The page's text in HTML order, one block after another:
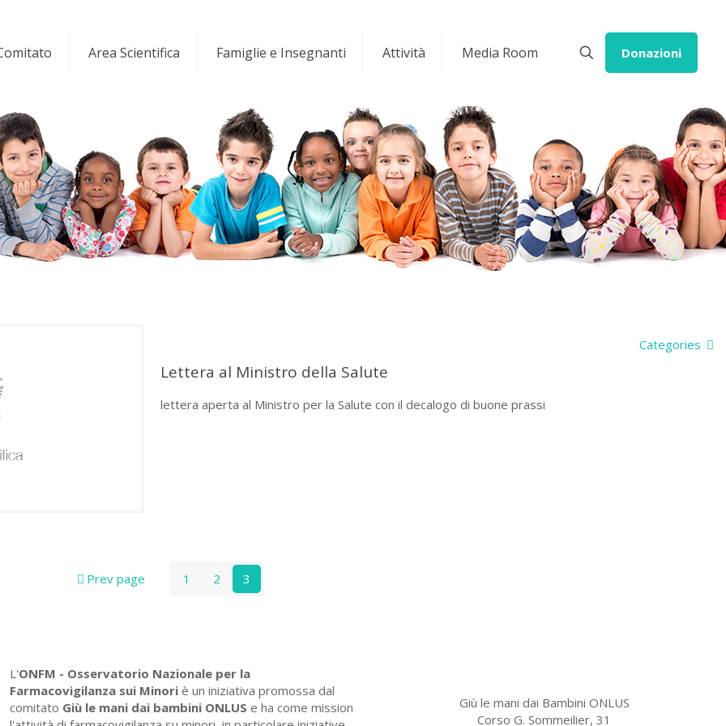
Area Scientifica Famiglie e Insegnanti Attività Media Room Donazioni
Categories
Lettera al Ministro della Salute
lettera aperta al Ministro per la Salute con il decalogo di buone prassi
Prev page 1 2 3
L'ONFM - Osservatorio Nazionale per la
Farmacovigilanza sui Minori è un iniziativa promossa dal
comitato Giù le mani dai bambini ONLUS e ha come mission
Giù le mani dai Bambini ONLUS
Corso G. Sommeilier, 31